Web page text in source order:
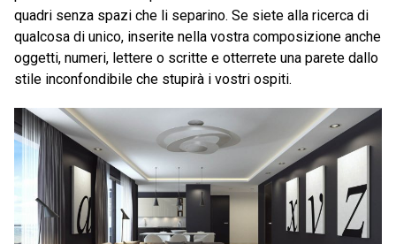
quadri senza spazi che li separino. Se siete alla ricerca di
qualcosa di unico, inserite nella vostra composizione anche
oggetti, numeri, lettere o scritte e otterrete una parete dallo
stile inconfondibile che stupirà i vostri ospiti.